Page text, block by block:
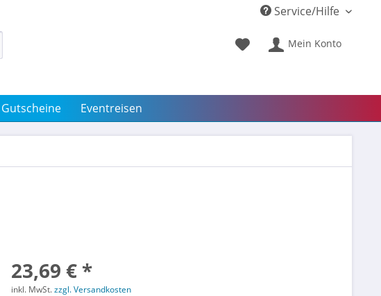
Service/Hilfe
Mein Konto
Eventreisen
23,69 € *
inkl. MwSt.zzgl. Versandkosten